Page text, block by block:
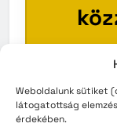
Weboldalunk sütiket
látogatottság
érdekében.
Ez a